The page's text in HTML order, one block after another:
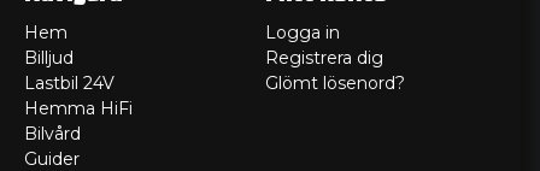
Hem
Billjud
Lastbil 24V
Hemma HiFi
Bilvård
Guider
Logga in
Registrera dig
Glömt lösenord?